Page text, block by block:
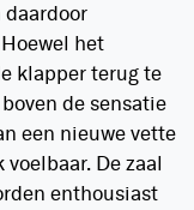
daardoor
het
klapper terug te
de sensatie
een nieuwe vette
De zaal
enthousiast